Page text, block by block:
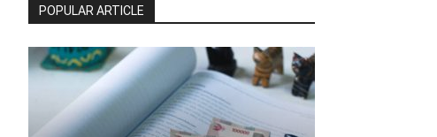
POPULAR ARTICLE